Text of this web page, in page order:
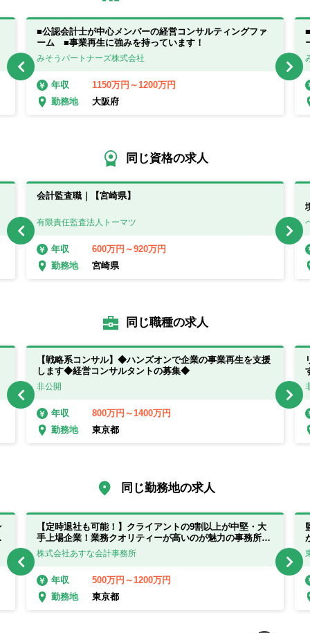
■公認会計士が中心メンバーの経営コンサルティングファ
ーム ■事業再生に強みを持っています！
みそうパートナーズ株式会社
年収
1150万円～1200万円
勤務地
大阪府
同じ資格の求人
会計監査職｜【宮崎県】
有限責任監査法人トーマツ
年収
600万円～920万円
勤務地
宮崎県
同じ職種の求人
【戦略系コンサル】◆ハンズオンで企業の事業再生を支援
します◆経営コンサルタントの募集◆
非公開
年収
800万円～1400万円
勤務地
東京都
同じ勤務地の求人
【定時退社も可能！】クライアントの9割以上が中堅・大
手上場企業！業務クオリティーが高いのが魅力の事務所で
す！
株式会社あすな会計事務所
年収
500万円～1200万円
勤務地
東京都